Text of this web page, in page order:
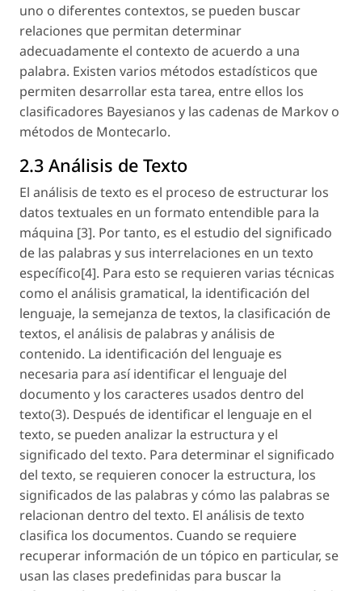
uno o diferentes contextos, se pueden buscar
relaciones que permitan determinar
adecuadamente el contexto de acuerdo a una
palabra. Existen varios métodos estadísticos que
permiten desarrollar esta tarea, entre ellos los
clasificadores Bayesianos y las cadenas de Markov o
métodos de Montecarlo.
2.3 Análisis de Texto
El análisis de texto es el proceso de estructurar los
datos textuales en un formato entendible para la
máquina [3]. Por tanto, es el estudio del significado
de las palabras y sus interrelaciones en un texto
específico[4]. Para esto se requieren varias técnicas
como el análisis gramatical, la identificación del
lenguaje, la semejanza de textos, la clasificación de
textos, el análisis de palabras y análisis de
contenido. La identificación del lenguaje es
necesaria para así identificar el lenguaje del
documento y los caracteres usados dentro del
texto(3). Después de identificar el lenguaje en el
texto, se pueden analizar la estructura y el
significado del texto. Para determinar el significado
del texto, se requieren conocer la estructura, los
significados de las palabras y cómo las palabras se
relacionan dentro del texto. El análisis de texto
clasifica los documentos. Cuando se requiere
recuperar información de un tópico en particular, se
usan las clases predefinidas para buscar la